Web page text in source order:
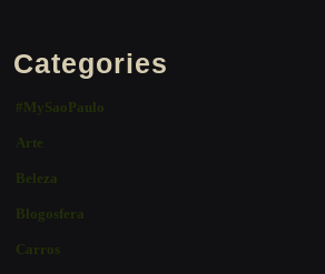
Categories
#MySaoPaulo
Arte
Beleza
Blogosfera
Carros